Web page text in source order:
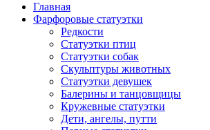
Главная
Фарфоровые статуэтки
Редкости
Cтатуэтки птиц
Cтатуэтки собак
Скульптуры животных
Статуэтки девушек
Балерины и танцовщицы
Кружевные статуэтки
Дети, ангелы, путти